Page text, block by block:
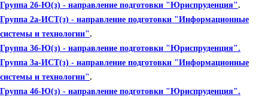
Группа 2б-Ю(з) - направление подготовки "Юриспруденция".
Группа 2а-ИСТ(з) - направление подготовки "Информационные
системы и технологии".
Группа 3б-Ю(з) - направление подготовки "Юриспруденция".
Группа 3а-ИСТ(з) - направление подготовки "Информационные
системы и технологии".
Группа 4б-Ю(з) - направление подготовки "Юриспруденция".